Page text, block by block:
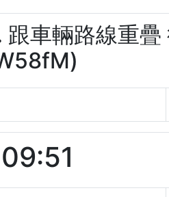
車輛路線重